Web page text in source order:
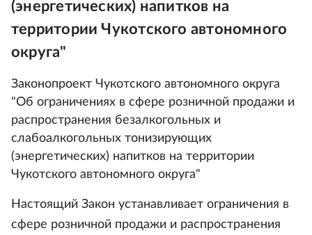
(энергетических) напитков на
территории Чукотского автономного
округа"
Законопроект Чукотского автономного округа
"Об ограничениях в сфере розничной продажи и
распространения безалкогольных и
слабоалкогольных тонизирующих
(энергетических) напитков на территории
Чукотского автономного округа"
Настоящий Закон устанавливает ограничения в
сфере розничной продажи и распространения